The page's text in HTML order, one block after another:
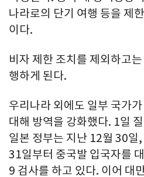
나라로의 단기 여행 등을 제
이다.
비자 제한 조치를 제외하고
행하게 된다.
우리나라 외에도 일부 국가
대해 방역을 강화했다. 1일
일본 정부는 지난 12월 30일
31일부터 중국발 입국자를
9 검사를 하고 있다. 이어 대